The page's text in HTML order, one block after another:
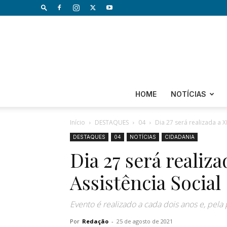
HOME NOTÍCIAS
Início DESTAQUES 04 Dia 27 será realizada a
DESTAQUES 04 NOTÍCIAS CIDADANIA
Dia 27 será
Assistência Social
Evento é realizado a cada dois anos e,
Por Redação - 25 de agosto de 2021